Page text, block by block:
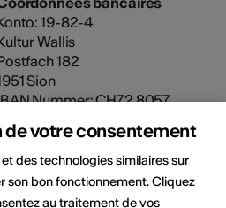
19-82-4
Wallis
182
Sion
Nummer: CH72 8057
Valais
de Lausanne 45
de votre consentement
des technologies similaires sur
son bon fonctionnement. Cliquez
au traitement de vos